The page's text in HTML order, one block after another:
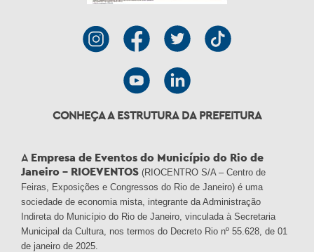
CONHEÇA A ESTRUTURA DA PREFEITURA
A Empresa de Eventos do Município do Rio de
Janeiro – RIOEVENTOS (RIOCENTRO S/A – Centro de
Feiras, Exposições e Congressos do Rio de Janeiro) é uma
sociedade de economia mista, integrante da Administração
Indireta do Município do Rio de Janeiro, vinculada à Secretaria
Municipal da Cultura, nos termos do Decreto Rio nº 55.628, de 01
de janeiro de 2025.